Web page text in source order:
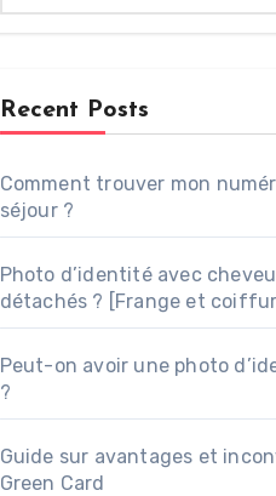
Recent Posts
Comment trouver mon
séjour ?
Photo d’identité avec
détachés ? [Frange et
Peut-on avoir une photo
?
Guide sur avantages et
Green Card